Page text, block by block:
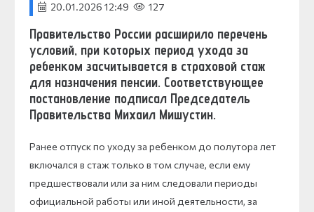
20.01.2026 12:49
127
Правительство России расширило перечень
условий, при которых период ухода за
ребенком засчитывается в страховой стаж
для назначения пенсии. Соответствующее
постановление подписал Председатель
Правительства Михаил Мишустин.
Ранее отпуск по уходу за ребенком до полутора лет
включался в стаж только в том случае, если ему
предшествовали или за ним следовали периоды
официальной работы или иной деятельности, за